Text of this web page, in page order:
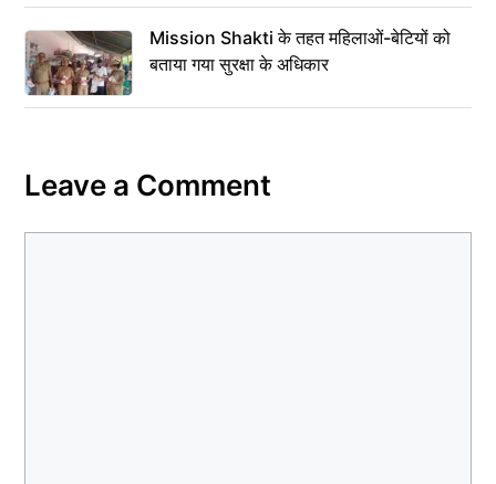
Mission Shakti के तहत महिलाओं-बेटियों को
बताया गया सुरक्षा के अधिकार
Leave a Comment